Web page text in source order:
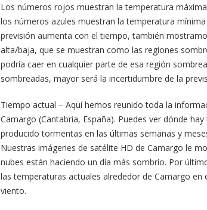
Los números rojos muestran la temperatura
los números azules muestran la temperatura
previsión aumenta con el tiempo, también
alta/baja, que se muestran como las regiones
podría caer en cualquier parte de esa región
sombreadas, mayor será la incertidumbre de la
Tiempo actual – Aquí hemos reunido toda la
Camargo (Cantabria, España). Puedes ver dónde
producido tormentas en las últimas semanas y
Nuestras imágenes de satélite HD de Camargo le
nubes están haciendo un día más sombrío. Por
las temperaturas actuales alrededor de Camargo
viento.